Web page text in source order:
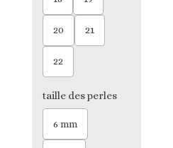
20 21
22
taille des perles
6 mm